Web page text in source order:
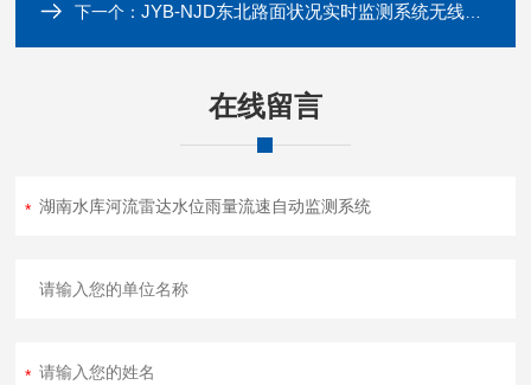
下一个：JYB-NJD东北路面状况实时监测系统无线传输数据后台
在线留言